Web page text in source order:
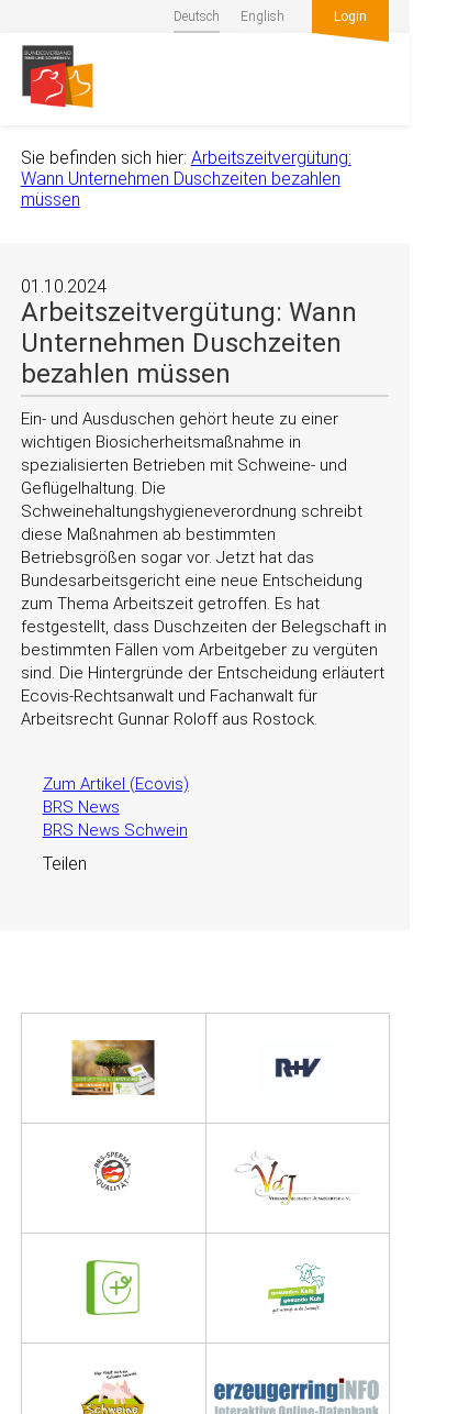
Deutsch English Login
Sie befinden sich hier: Arbeitszeitvergütung:
Wann Unternehmen Duschzeiten bezahlen
müssen
01.10.2024
Arbeitszeitvergütung: Wann
Unternehmen Duschzeiten
bezahlen müssen
Ein- und Ausduschen gehört heute zu einer
wichtigen Biosicherheitsmaßnahme in
spezialisierten Betrieben mit Schweine- und
Geflügelhaltung. Die
Schweinehaltungshygieneverordnung schreibt
diese Maßnahmen ab bestimmten
Betriebsgrößen sogar vor. Jetzt hat das
Bundesarbeitsgericht eine neue Entscheidung
zum Thema Arbeitszeit getroffen. Es hat
festgestellt, dass Duschzeiten der Belegschaft in
bestimmten Fällen vom Arbeitgeber zu vergüten
sind. Die Hintergründe der Entscheidung erläutert
Ecovis-Rechtsanwalt und Fachanwalt für
Arbeitsrecht Gunnar Roloff aus Rostock.
Zum Artikel (Ecovis)
BRS News
BRS News Schwein
Teilen